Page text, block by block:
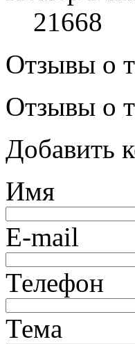
21668
Отзывы о
Отзывы о
Добавить
Имя
E-mail
Телефон
Тема